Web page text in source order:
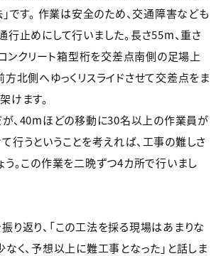
」です。 作業は安全のため、交通障害なども
行止めにして行いました。長さ55m、重さ
ンクリート箱型桁を交差点南側の足場上
方北側へゆっくリスライドさせて交差点をま
けます。
、40mほどの移動に30名以上の作業員が
行うということを考えれば、工事の難しさ
う。この作業を二晩ずつ4カ所で行いまし
り返り、「この工法を採る現場はあまりな
なく、予想以上に難工事となった」と話しま